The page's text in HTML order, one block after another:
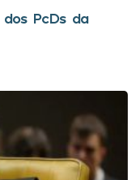
PcDs da